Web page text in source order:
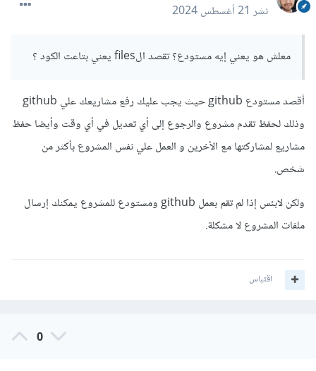
نشر21 أغسطس 2024
معلش هو يعني إيه مستودع؟ تقصد الfiles يعني بتاعت الكود ؟
أقصد مستودع github حيث يجب عليك رفع مشاريعك علي github
وذلك لحفظ تقدم مشروع والرجوع إلى أي تعديل في أي وقت وأيضا حفظ
مشاريع لمشاركتها مع الأخرين و العمل علي نفس المشروع بأكثر من
شخص.
ولكن لابئس إذا لم تقم بعمل github ومستودع للمشروع يمكنك إرسال
ملفات المشروع لا مشكلة.
اقتباس
0